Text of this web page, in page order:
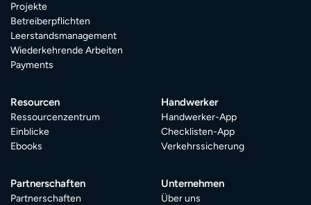
Projekte
Betreiberpflichten
Leerstandsmanagement
Wiederkehrende Arbeiten
Payments
Resourcen
Ressourcenzentrum
Einblicke
Ebooks
Handwerker
Handwerker-App
Checklisten-App
Verkehrssicherung
Partnerschaften
Partnerschaften
Unternehmen
Über uns